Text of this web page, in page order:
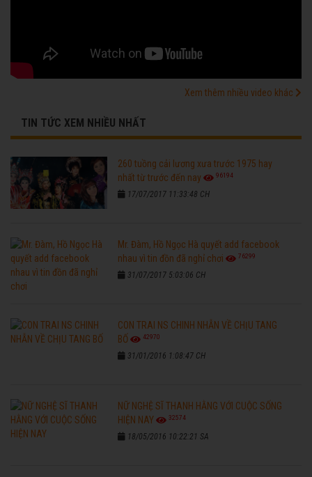
Xem thêm nhiều video khác
TIN TỨC XEM NHIỀU NHẤT
260 tuồng cải lương xưa trước 1975 hay
nhất từ trước đến nay
96194
17/07/2017 11:33:48 CH
Mr. Đàm, Hồ Ngọc Hà quyết add facebook
nhau vì tin đồn đã nghỉ chơi
76299
31/07/2017 5:03:06 CH
CON TRAI NS CHINH NHẪN VỀ CHỊU TANG
BỐ
42970
31/01/2016 1:08:47 CH
NỮ NGHỆ SĨ THANH HẰNG VỚI CUỘC SỐNG
HIỆN NAY
32574
18/05/2016 10:22:21 SA